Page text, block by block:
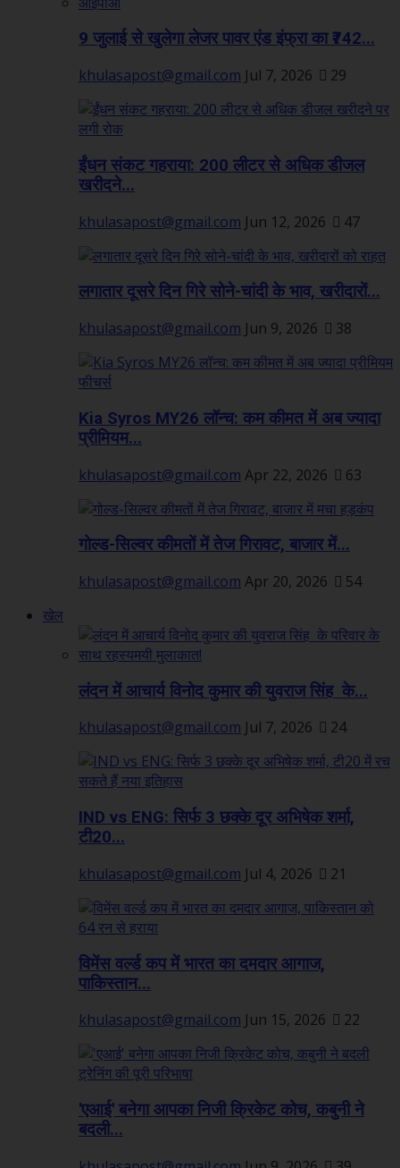
9 जुलाई से खुलेगा लेजर पावर एंड इंफ्रा का ₹742...
khulasapost@gmail.com Jul 7, 2026 29
ईंधन संकट गहराया: 200 लीटर से अधिक डीजल
खरीदने...
khulasapost@gmail.com Jun 12, 2026 47
लगातार दूसरे दिन गिरे सोने-चांदी के भाव, खरीदारों...
khulasapost@gmail.com Jun 9, 2026 38
Kia Syros MY26 लॉन्च: कम कीमत में अब ज्यादा
प्रीमियम...
khulasapost@gmail.com Apr 22, 2026 63
गोल्ड-सिल्वर कीमतों में तेज गिरावट, बाजार में...
khulasapost@gmail.com Apr 20, 2026
54
खेल
लंदन में आचार्य विनोद कुमार की युवराज सिंह के...
khulasapost@gmail.com Jul 7, 2026 24
IND vs ENG: सिर्फ 3 छक्के दूर अभिषेक शर्मा,
टी20...
khulasapost@gmail.com Jul 4, 2026 21
विमेंस वर्ल्ड कप में भारत का दमदार आगाज,
पाकिस्तान...
khulasapost@gmail.com Jun 15, 2026 22
'एआई' बनेगा आपका निजी क्रिकेट कोच, कबुनी ने
बदली...